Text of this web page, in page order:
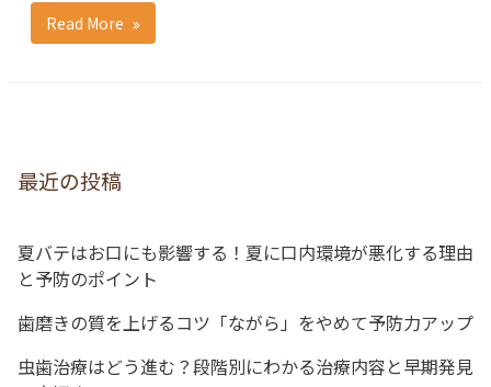
Read More
最近の投稿
夏バテはお口にも影響する！夏に口内環境が悪化する理由
と予防のポイント
歯磨きの質を上げるコツ「ながら」をやめて予防力アップ
虫歯治療はどう進む？段階別にわかる治療内容と早期発見